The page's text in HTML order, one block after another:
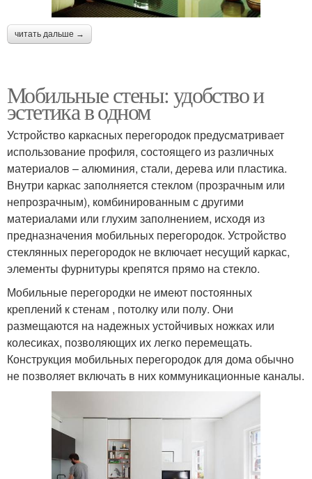
читать дальше →
Мобильные стены: удобство и
эстетика в одном
Устройство каркасных перегородок предусматривает
использование профиля, состоящего из различных
материалов – алюминия, стали, дерева или пластика.
Внутри каркас заполняется стеклом (прозрачным или
непрозрачным), комбинированным с другими
материалами или глухим заполнением, исходя из
предназначения мобильных перегородок. Устройство
стеклянных перегородок не включает несущий каркас,
элементы фурнитуры крепятся прямо на стекло.
Мобильные перегородки не имеют постоянных
креплений к стенам , потолку или полу. Они
размещаются на надежных устойчивых ножках или
колесиках, позволяющих их легко перемещать.
Конструкция мобильных перегородок для дома обычно
не позволяет включать в них коммуникационные каналы.